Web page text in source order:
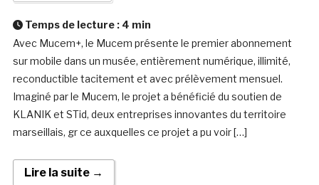
Temps de lecture : 4 min
Avec Mucem+, le Mucem présente le premier abonnement
sur mobile dans un musée, entièrement numérique, illimité,
reconductible tacitement et avec prélèvement mensuel.
Imaginé par le Mucem, le projet a bénéficié du soutien de
KLANIK et STid, deux entreprises innovantes du territoire
marseillais, gr ce auxquelles ce projet a pu voir […]
Lire la suite →